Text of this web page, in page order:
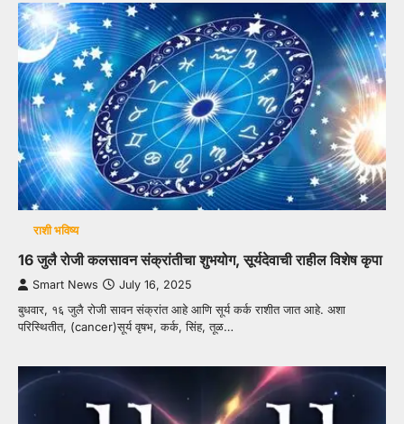
राशी भविष्य
16 जुलै रोजी कलसावन संक्रांतीचा शुभयोग, सूर्यदेवाची राहील विशेष कृपा
Smart News July 16, 2025
बुधवार, १६ जुलै रोजी सावन संक्रांत आहे आणि सूर्य कर्क राशीत जात आहे. अशा
परिस्थितीत, (cancer)सूर्य वृषभ, कर्क, सिंह, तूळ…